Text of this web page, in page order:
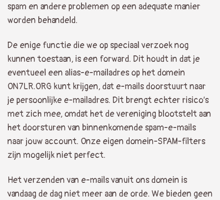
spam en andere problemen op een adequate manier
worden behandeld.
De enige functie die we op speciaal verzoek nog
kunnen toestaan, is een forward. Dit houdt in dat je
eventueel een alias-e-mailadres op het domein
ON7LR.ORG kunt krijgen, dat e-mails doorstuurt naar
je persoonlijke e-mailadres. Dit brengt echter risico’s
met zich mee, omdat het de vereniging blootstelt aan
het doorsturen van binnenkomende spam-e-mails
naar jouw account. Onze eigen domein-SPAM-filters
zijn mogelijk niet perfect.
Het verzenden van e-mails vanuit ons domein is
vandaag de dag niet meer aan de orde. We bieden geen